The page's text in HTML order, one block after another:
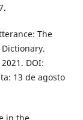
The
DOI:
13 de agosto